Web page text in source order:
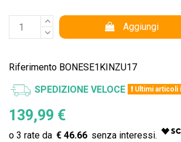
Aggiungi
Riferimento BONESE1KINZU17
SPEDIZIONE VELOCE Ultimi articoli
139,99 €
€ 46.66